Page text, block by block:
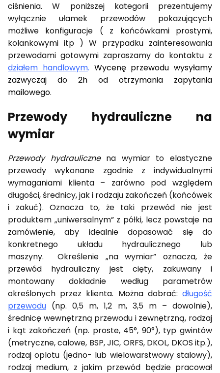
ciśnienia. W poniższej kategorii prezentujemy
wyłącznie ułamek przewodów pokazujących
możliwe konfiguracje ( z końcówkami prostymi,
kolankowymi itp ) W przypadku zainteresowania
przewodami gotowymi zapraszamy do kontaktu z
działem handlowym. Wycenę przewodu wysyłamy
zazwyczaj do 2h od otrzymania zapytania
mailowego.
Przewody hydrauliczne na
wymiar
Przewody hydraulicznena wymiar to elastyczne
przewody wykonane zgodnie z indywidualnymi
wymaganiami klienta – zarówno pod względem
długości, średnicy, jak i rodzaju zakończeń (końcówek
i zakuć). Oznacza to, że taki przewód nie jest
produktem „uniwersalnym” z półki, lecz powstaje na
zamówienie, aby idealnie dopasować się do
konkretnego układu hydraulicznego lub
maszyny. Określenie „na wymiar” oznacza, że
przewód hydrauliczny jest cięty, zakuwany i
montowany dokładnie według parametrów
określonych przez klienta. Można dobrać: długość
przewodu (np. 0,5 m, 1,2 m, 3,5 m – dowolnie),
średnicę wewnętrzną przewodu i zewnętrzną, rodzaj
i kąt zakończeń (np. proste, 45°, 90°), typ gwintów
(metryczne, calowe, BSP, JIC, ORFS, DKOL, DKOS itp.),
rodzaj oplotu (jedno- lub wielowarstwowy stalowy),
rodzaj medium, z jakim przewód będzie pracował